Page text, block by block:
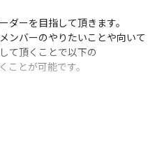
ダーを目指して頂きます。
ンバーのやりたいことや向いて
て頂くことで以下の
とが可能です。